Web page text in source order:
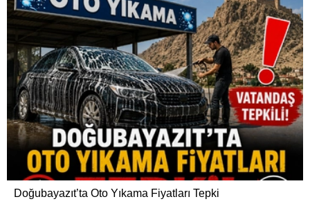
Doğubayazıt’ta Oto Yıkama Fiyatları Tepki